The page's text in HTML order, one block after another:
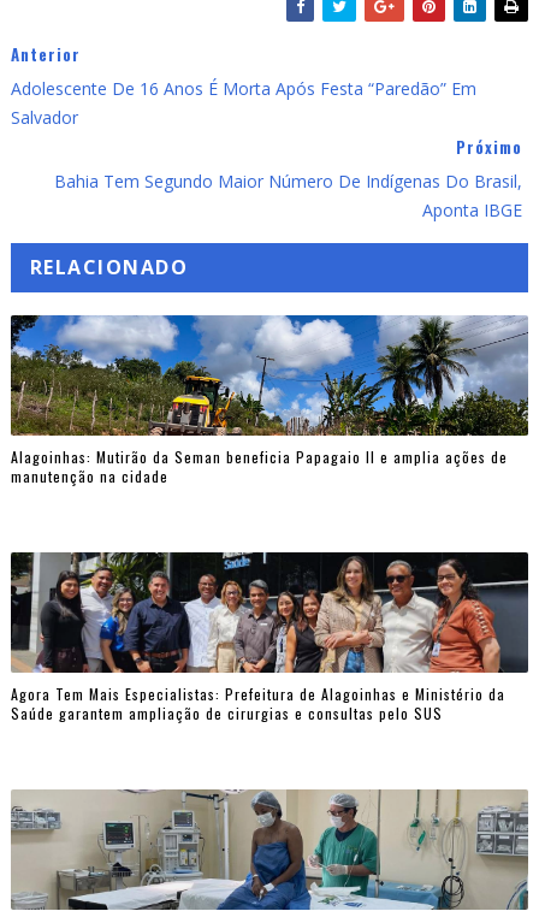
Anterior
Adolescente De 16 Anos É Morta Após Festa “paredão” Em
Salvador
Próximo
Bahia Tem Segundo Maior Número De Indígenas Do Brasil,
Aponta IBGE
RELACIONADO
Alagoinhas: Mutirão da Seman beneficia Papagaio II e amplia ações de
manutenção na cidade
Agora Tem Mais Especialistas: Prefeitura de Alagoinhas e Ministério da
Saúde garantem ampliação de cirurgias e consultas pelo SUS